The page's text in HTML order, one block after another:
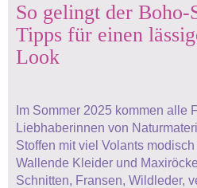
So gelingt der Boho-
Tipps für einen
Look
Im Sommer 2025 kommen alle
Liebhaberinnen von
Stoffen mit viel Volants
Wallende Kleider und
Schnitten, Fransen, Wildleder,